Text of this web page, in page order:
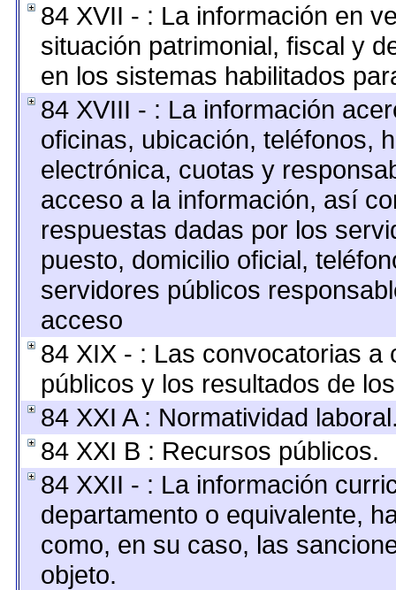
84 XVII - : La información en
situación patrimonial, fiscal y
en los sistemas habilitados
84 XVIII - : La información
oficinas, ubicación, teléfonos,
electrónica, cuotas y
acceso a la información, así
respuestas dadas por los
puesto, domicilio oficial,
servidores públicos
acceso
84 XIX - : Las convocatorias
públicos y los resultados de
84 XXI A : Normatividad
84 XXI B : Recursos públicos.
84 XXII - : La información
departamento o equivalente,
como, en su caso, las
objeto.